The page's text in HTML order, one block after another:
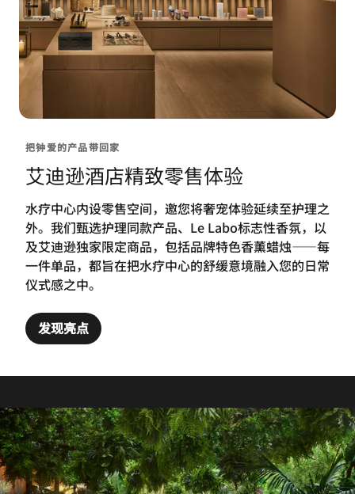
把钟爱的产品带回家
艾迪逊酒店精致零售体验
水疗中心内设零售空间，邀您将奢宠体验延续至护理之
外。我们甄选护理同款产品、Le Labo标志性香氛，以
及艾迪逊独家限定商品，包括品牌特色香薰蜡烛——每
一件单品，都旨在把水疗中心的舒缓意境融入您的日常
仪式感之中。
发现亮点